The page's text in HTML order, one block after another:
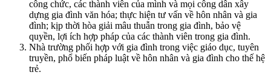
công chức, các thành viên của mình và mọi công dân xây
dựng gia đình văn hóa; thực hiện tư vấn về hôn nhân và gia
đình; kịp thời hòa giải mâu thuẫn trong gia đình, bảo vệ
quyền, lợi ích hợp pháp của các thành viên trong gia đình.
Nhà trường phối hợp với gia đình trong việc giáo dục, tuyên
truyền, phổ biến pháp luật về hôn nhân và gia đình cho thế hệ
trẻ.